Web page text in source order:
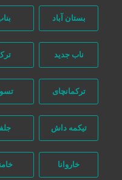
بستان آباد
ناب جدید
ترکمانچای تسوج
تیکمه داش
خاروانا